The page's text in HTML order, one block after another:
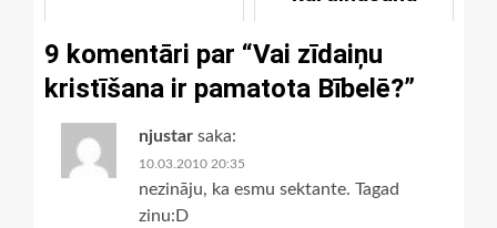
9 komentāri par “Vai zīdaiņu
kristīšana ir pamatota Bībelē?”
njustar saka:
10.03.2010 20:35
nezināju, ka esmu sektante. Tagad
zinu:D